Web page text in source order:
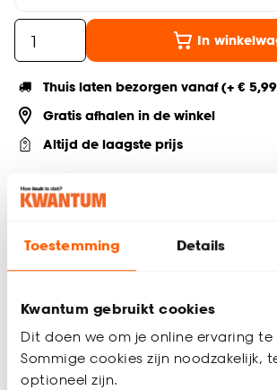
Toestemming Details
Kwantum gebruikt cookies
Dit doen we om je online ervaring te
Sommige cookies zijn noodzakelijk,
optioneel zijn.
In
Thuis laten bezorgen vanaf (+ €
Gratis afhalen in de winkel
Altijd de laagste prijs
Deel jouw product & volg ons op social
Zwarte metalen spot
Exclusief lichtbron
38x6x18 cm